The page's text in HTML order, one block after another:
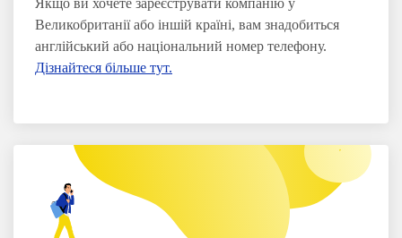
Якщо ви хочете зареєструвати компанію у
Великобританії або іншій країні, вам знадобиться
англійський або національний номер телефону.
Дізнайтеся більше тут.